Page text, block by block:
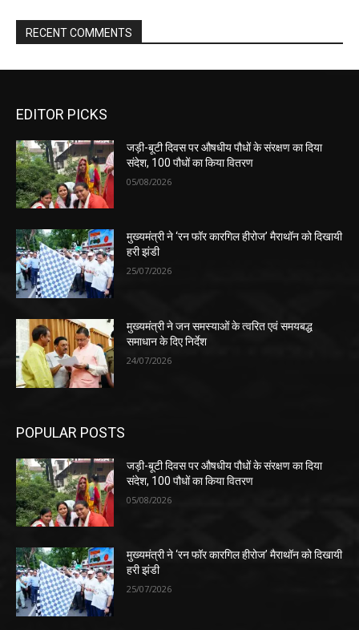
RECENT COMMENTS
EDITOR PICKS
जड़ी-बूटी दिवस पर औषधीय पौधों के संरक्षण का दिया
संदेश, 100 पौधों का किया वितरण
05/08/2026
मुख्यमंत्री ने ‘रन फॉर कारगिल हीरोज’ मैराथॉन को दिखायी
हरी झंडी
25/07/2026
मुख्यमंत्री ने जन समस्याओं के त्वरित एवं समयबद्ध
समाधान के दिए निर्देश
24/07/2026
POPULAR POSTS
जड़ी-बूटी दिवस पर औषधीय पौधों के संरक्षण का दिया
संदेश, 100 पौधों का किया वितरण
05/08/2026
मुख्यमंत्री ने ‘रन फॉर कारगिल हीरोज’ मैराथॉन को दिखायी
हरी झंडी
25/07/2026